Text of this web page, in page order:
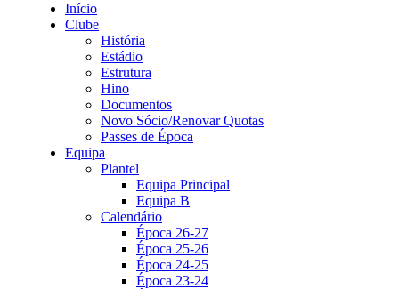
Início
Clube
História
Estádio
Estrutura
Hino
Documentos
Novo Sócio/Renovar Quotas
Passes de Época
Equipa
Plantel
Equipa Principal
Equipa B
Calendário
Época 26-27
Época 25-26
Época 24-25
Época 23-24